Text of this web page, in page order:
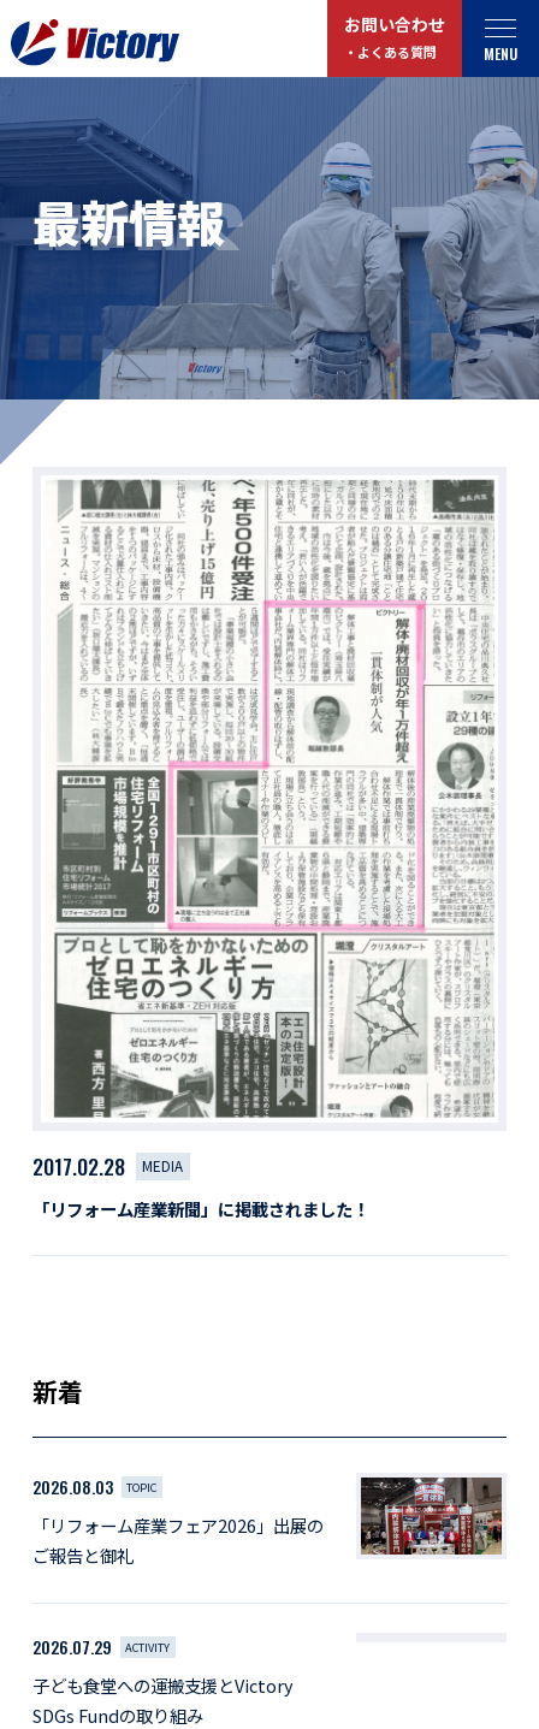
MENU
お問い合わせ
・よくある質問
トップ
事業紹介
総合解体 / 解体事業
産業廃棄物収集/ 運搬
企業概要
私たちについて
サステナビリティ
活動レポート
最新情報
お役立ちコラム
プライバシーポリシー
お問い合わせ
よくある質問
採用情報
社員紹介
社員インタビュー
育休取得者インタビュー
福利厚生
募集要項一覧
ドライバー職場体験
採用エントリー
よくある質問
Social link
サイト内検索
最新情報
NEWS
2017.02.28 MEDIA
「リフォーム産業新聞」に掲載されました！
新着
2026.08.03 TOPIC
「リフォーム産業フェア2026」出展の
ご報告と御礼
2026.07.29 ACTIVITY
子ども食堂への運搬支援とVictory
SDGs Fundの取り組み